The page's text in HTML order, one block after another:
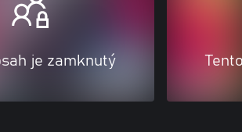
je zamknutý